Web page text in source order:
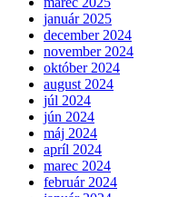
január 2025
december 2024
november 2024
október 2024
august 2024
júl 2024
jún 2024
máj 2024
apríl 2024
marec 2024
február 2024